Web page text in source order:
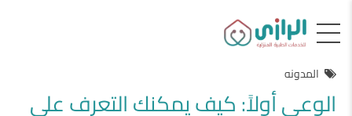
المدونه
الوعي أولاً: كيف يمكنك التعرف على